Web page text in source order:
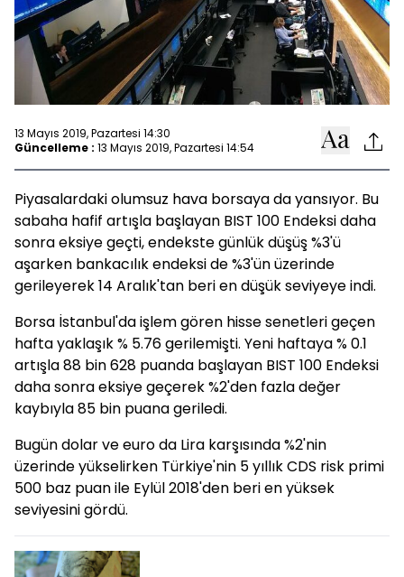
13 Mayıs 2019, Pazartesi 14:30
Güncelleme : 13 Mayıs 2019, Pazartesi 14:54
Piyasalardaki olumsuz hava borsaya da yansıyor. Bu
sabaha hafif artışla başlayan BIST 100 Endeksi daha
sonra eksiye geçti, endekste günlük düşüş %3'ü
aşarken bankacılık endeksi de %3'ün üzerinde
gerileyerek 14 Aralık'tan beri en düşük seviyeye indi.
Borsa İstanbul'da işlem gören hisse senetleri geçen
hafta yaklaşık % 5.76 gerilemişti. Yeni haftaya % 0.1
artışla 88 bin 628 puanda başlayan BIST 100 Endeksi
daha sonra eksiye geçerek %2'den fazla değer
kaybıyla 85 bin puana geriledi.
Bugün dolar ve euro da Lira karşısında %2'nin
üzerinde yükselirken Türkiye'nin 5 yıllık CDS risk primi
500 baz puan ile Eylül 2018'den beri en yüksek
seviyesini gördü.